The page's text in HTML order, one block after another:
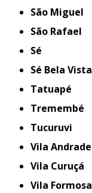
São Miguel
São Rafael
Sé
Sé Bela Vista
Tatuapé
Tremembé
Tucuruvi
Vila Andrade
Vila Curuçá
Vila Formosa